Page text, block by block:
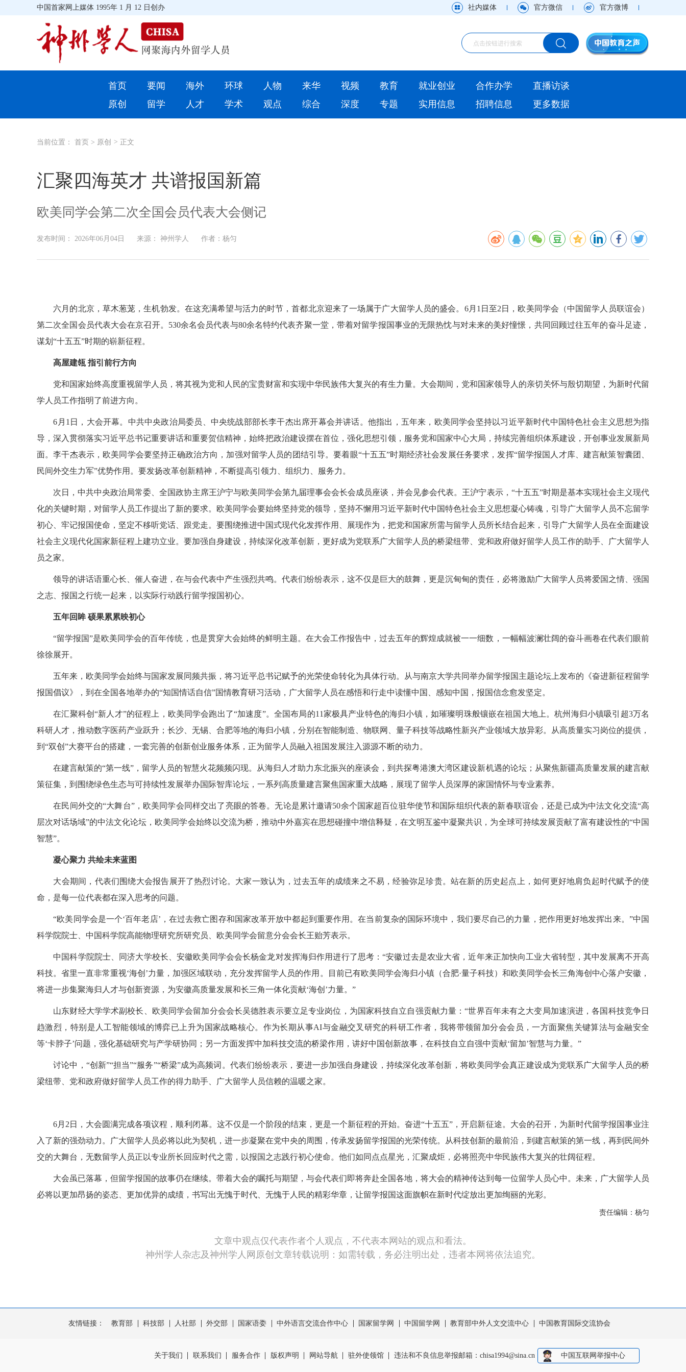
人物 来华
留学
招聘信息 更多数据
中国首家网上媒体 1995年 1 月 12 日创办 社内媒体 官方微信 官方微博
首页 要闻 海外 环球 人物 来华 视频 教育 就业创业 合作办学
直播访谈
原创
留学 人才 学术 观点 综合 深度 专题 实用信息 招聘信息 更多数据
当前位置： 首页 > 原创 > 正文
汇聚四海英才 共谱报国新篇
欧美同学会第二次全国会员代表大会侧记
发布时间： 2026年06月04日 来源： 神州学人 作者：杨匀
六月的北京， 草木葱茏，生机勃发。在这充满希望与活力的时节，首都北京迎来了一场属于广大留学人员的盛会。 6月1日至2日，欧美同学会（中国留学人员联谊会）
第二次全国会员代表大会在京召开。530余名会员代表与80余名特约代表齐聚一堂，带着对留学报国事业的无限热忱与对未来的美好憧憬，共同回顾过往五年的奋斗足迹，
谋划“十五五”时期的崭新征程。
高屋建瓴 指引前行方向
党和国家始终高度重视留学人员，将其视为党和人民的宝贵财富和实现中华民族伟大复兴的有生力量。 大会期间，党和国家领导人的亲切关怀与殷切期望，为新时代留
学人员工作指明了前进方向。
6月1日，大会开幕。中共中央政治局委员、中央统战部部长李干杰出席开幕会并讲话。他指出， 五年来，欧美同学会坚持以习近平新时代中国特色社会主义思想为指
导，深入贯彻落实习近平总书记重要讲话和重要贺信精神， 始终把政治建设摆在首位，强化思想引领，服务党和国家中心大局，持续完善组织体系建设，开创事业发展新局
面。李干杰表示 ， 欧美同学会要坚持正确政治方向，加强对留学人员的团结引导。要着眼“十五五”时期经济社会发展任务要求，发挥“留学报国人才库、建言献策智囊团、
民间外交生力军”优势作用。要发扬改革创新精神，不断提高引领力、组织力、服务力。
次日，中共中央政治局常委、全国政协主席王沪宁与欧美同学会第九届理事会会长会成员座谈，并会见参会代表。王沪宁表示，“十五五”时期是基本实现社会主义现代
化的关键时期，对留学人员工作提出了新的要求。欧美同学会要始终坚持党的领导，坚持不懈用习近平新时代中国特色社会主义思想凝心铸魂，引导广大留学人员不忘留学
初心、牢记报国使命，坚定不移听党话、跟党走。要围绕推进中国式现代化发挥作用、展现作为，把党和国家所需与留学人员所长结合起来，引导广大留学人员在全面建设
社会主义现代化国家新征程上建功立业。要加强自身建设，持续深化改革创新，更好成为党联系广大留学人员的桥梁纽带、党和政府做好留学人员工作的助手、广大留学人
员之家。
领导的讲话语重心长、催人奋进，在与会代表中产生强烈共鸣。代表们纷纷表示，这不仅是巨大的鼓舞，更是沉甸甸的责任，必将激励广大留学人员将爱国之情、强国
之志、报国之行统一起来 ，以实际行动践行留学报国初心。
五年回眸硕果累累映初心
“留学报国”是欧美同学会的百年传统，也是贯穿大会始终的鲜明主题。在大会工作报告中，过去五年的辉煌成就被一一细数，一幅幅波澜壮阔的奋斗画卷在代表们眼前
徐徐展开。
五年来，欧美同学会始终与国家发展同频共振，将习近平总书记赋予的光荣使命转化为具体行动。从与南京大学共同举办留学报国主题论坛上发布的《奋进新征程留学
报国倡议》
，到在全国各地举办的“知国情话自信”国情教育研习活动 ，广大留学人员在感悟和行走中读懂中国、感知中国，报国信念愈发坚定。
在汇聚科创“新人才”的征程上，欧美同学会跑出了“加速度”。全国布局的11家极具产业特色的海归小镇，如璀璨明珠般镶嵌在祖国大地上。杭州海归小镇吸引超3万名
科研人才，推动数字医药产业跃升；长沙、无锡、合肥等地的海归小镇，分别在智能制造、物联网、量子科技等战略性新兴产业领域大放异彩。从高质量实习岗位的提供，
到“双创”大赛平台的搭建，一套完善的创新创业服务体系，正为留学人员融入祖国 发展注入源源不断的动力。
在建言献策的“第一线”，留学人员的智慧火花频频闪现。从海归人才助力东北振兴的座谈会，到共探粤港澳大湾区建设新机遇的论坛；从聚焦新疆高质量发展的建言献
策征集 ，到 围绕绿色生态与可持续性发展举办国际智库论坛 ，一系列高质量建言聚焦国家重大战略，展现了留学人员深厚的家国情怀与专业素养。
在民间外交的“大舞台”，欧美同学会同样交出了亮眼的答卷。无论是累计邀请50余个国家超百位驻华使节和国际组织代表的新春联谊会，还是已成为中法文化交流“高
层次对话场域”的中法文化论坛，欧美同学会始终以交流为桥，推动中外嘉宾在思想碰撞中增信释疑，在文明互鉴中凝聚共识，为全球可持续发展贡献了富有建设性的“中国
智慧”。
凝心聚力 共绘未来蓝图
大会期间，代表们围绕大会报告展开了热烈讨论。大家一致认为，过去五年的成绩来之不易，经验弥足珍贵。站在新的历史起点上，如何更好地肩负起时代赋予的使
命，是每一位代表都在深入思考的问题。
“欧美同学会是一个‘百年老店’，在过去救亡图存和国家改革开放中都起到重要作用。在当前复杂的国际环境中，我们要尽自己的力量，把作用更好地发挥出来。 ”中国
科学院院士、中国科学院高能物理研究所研究员 、欧美同学会留意分会会长王贻芳表示。
中国科学院院士、 同济大学校长、安徽欧美同学会会长杨金龙对发挥海归作用进行了思考 ：“安徽过去是农业大省，近年来正加快向工业大省转型 ，其中发展离不开高
科技。省里一直非常重视‘海创’力量， 加强区域联动， 充分发挥留学人员的作用。
目前已有欧美同学会海归小镇（合肥·量子科技）和欧美同学会长三角海创中心落户安徽，
将进一步集聚海归人才与创新资源，为安徽高质量发展和长三角一体化贡献‘海创 ’力量。 ”
山东财经大学学术副校长、欧美同学会留加分会会长吴德胜表示要立足专业岗位，为国家科技自立自强贡献力量：“世界百年未有之大变局加速演进，各国科技竞争日
趋激烈，特别是人工智能领域的博弈已上升为国家战略核心。作为长期从事AI与金融交叉研究的科研工作者，我将带领留加分会会员，一方面聚焦关键算法与金融安全
等‘卡脖子’问题，强化基础研究与产学研协同；另一方面发挥中加科技交流的桥梁作用，讲好中国创新故事，在科技自立自强中贡献‘留加’智慧与力量。 ”
讨论中，“创新”“担当”“服务”“桥梁”成为高频词。代表们纷纷表示，要进一步加强自身建设，持续深化改革创新，将欧美同学会真正建设成为党联系广大留学人员的桥
梁纽带、党和政府做好留学人员工作的得力助手、广大留学人员信赖的温暖之家。
6月2日，大会圆满完成各项议程， 顺利 闭幕。这不仅是一个阶段的结束，更是一个新征程的开始。奋进“十五五”，开启新征途。大会的召开，为新时代留学报国事业注
入了新的强劲动力。广大留学人员必将以此为契机，进一步凝聚在党中央的周围，传承发扬留学报国的光荣传统。从科技创新的最前沿，到建言献策的第一线，再到民间外
交的大舞台，无数留学人员正以专业所长回应时代之需，以报国之志践行初心使命。他们如同点点星光，汇聚成炬，必将照亮中华民族伟大复兴的壮阔征程。
大会虽已落幕，但留学报国的故事仍在继续。带着大会的嘱托与期望，与会代表们即将奔赴全国各地，将大会的精神传达到每一位留学人员心中。 未来 ，广大留学人员
必将以更加昂扬的姿态、更加优异的成绩，书写出无愧于时代、无愧于人民的精彩华章，让留学报国这面旗帜在新时代绽放出更加绚丽的光彩。
责任编辑：杨匀
文章中观点仅代表作者个人观点，不代表本网站的观点和看法。
神州学人杂志及神州学人网原创文章转载说明：如需转载，务必注明出处，违者本网将依法追究。
友情链接： 教育部 科技部 人社部 外交部 国家语委 中外语言交流合作中心 国家留学网 中国留学网 教育部中外人文交流中心 中国教育国际交流协会
关于我们 联系我们 服务合作 版权声明 网站导航 驻外使领馆 违法和不良信息举报邮箱： chisa1994@sina.cn 中国互联网举报中心